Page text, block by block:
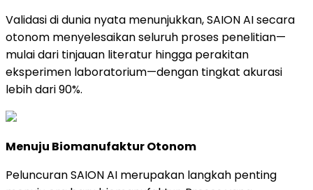
Validasi di dunia nyata menunjukkan, SAION AI secara
otonom menyelesaikan seluruh proses penelitian—
mulai dari tinjauan literatur hingga perakitan
eksperimen laboratorium—dengan tingkat akurasi
lebih dari 90%.
Menuju Biomanufaktur Otonom
Peluncuran SAION AI merupakan langkah penting